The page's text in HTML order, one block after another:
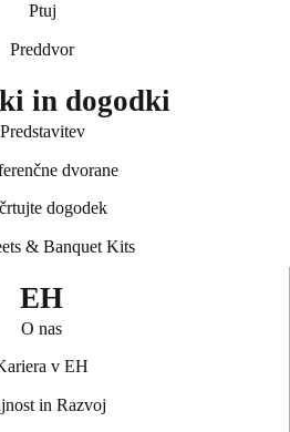
Ptuj
Preddvor
in dogodki
Predstavitev
dvorane
dogodek
& Banquet Kits
EH
O nas
v EH
in Razvoj